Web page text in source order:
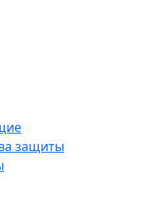
защиты